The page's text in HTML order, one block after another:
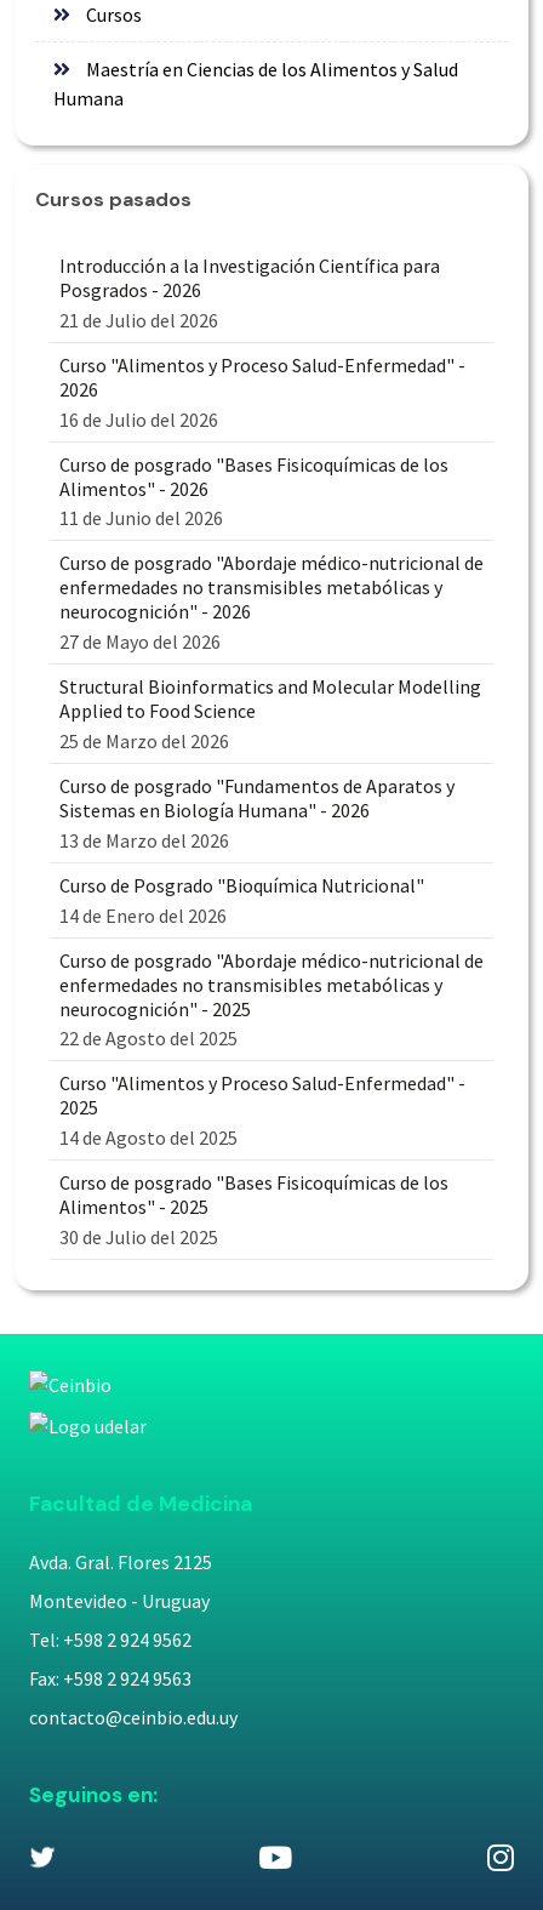
Cursos
Maestría en Ciencias de los Alimentos y Salud
Humana
Cursos pasados
Introducción a la Investigación Científica para
Posgrados - 2026
21 de Julio del 2026
Curso "Alimentos y Proceso Salud-Enfermedad" -
2026
16 de Julio del 2026
Curso de posgrado "Bases Fisicoquímicas de los
Alimentos" - 2026
11 de Junio del 2026
Curso de posgrado "Abordaje médico-nutricional de
enfermedades no transmisibles metabólicas y
neurocognición" - 2026
27 de Mayo del 2026
Structural Bioinformatics and Molecular Modelling
Applied to Food Science
25 de Marzo del 2026
Curso de posgrado "Fundamentos de Aparatos y
Sistemas en Biología Humana" - 2026
13 de Marzo del 2026
Curso de Posgrado "Bioquímica Nutricional"
14 de Enero del 2026
Curso de posgrado "Abordaje médico-nutricional de
enfermedades no transmisibles metabólicas y
neurocognición" - 2025
22 de Agosto del 2025
Curso "Alimentos y Proceso Salud-Enfermedad" -
2025
14 de Agosto del 2025
Curso de posgrado "Bases Fisicoquímicas de los
Alimentos" - 2025
30 de Julio del 2025
Facultad de Medicina
Avda. Gral. Flores 2125
Montevideo - Uruguay
Tel: +598 2 924 9562
Fax: +598 2 924 9563
contacto@ceinbio.edu.uy
Seguinos en: